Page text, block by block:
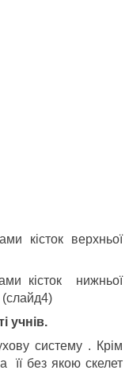
кісток верхньої
кісток нижньої
(слайд4)
учнів.
систему . Крім
її без якою скелет